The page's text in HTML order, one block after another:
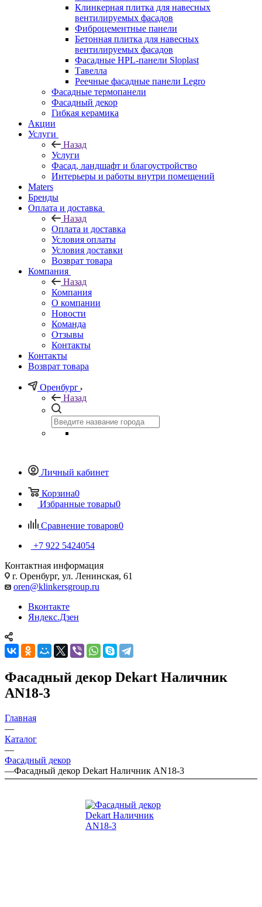
Клинкерная плитка для навесных
вентилируемых фасадов
Фиброцементные панели
Бетонная плитка для навесных
вентилируемых фасадов
Фасадные HPL-панели Sloplast
Тавелла
Реечные фасадные панели Legro
Фасадные термопанели
Фасадный декор
Гибкая керамика
Акции
Услуги
Назад
Услуги
Фасад, ландшафт и благоустройство
Интерьеры и работы внутри помещений
Maters
Бренды
Оплата и доставка
Назад
Оплата и доставка
Условия оплаты
Условия доставки
Возврат товара
Компания
Назад
Компания
О компании
Новости
Команда
Отзывы
Контакты
Контакты
Возврат товара
Оренбург
Назад
Личный кабинет
Корзина0
Избранные товары0
Сравнение товаров0
+7 922 5424054
Контактная информация
г. Оренбург, ул. Ленинская, 61
oren@klinkersgroup.ru
Вконтакте
Яндекс.Дзен
Фасадный декор Dekart Наличник
AN18-3
Главная
—
Каталог
—
Фасадный декор
—Фасадный декор Dekart Наличник AN18-3